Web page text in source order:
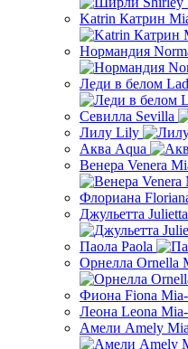
Katrin Катрин
Нормандия
Леди в белом
Севилла Sevilla
Лилу Lily
Аква Aqua
Венера Venera
Флориана
Джульетта
Паола Paola
Орнелла Ornella
Фиона Fiona
Леона Leona
Амели Amely